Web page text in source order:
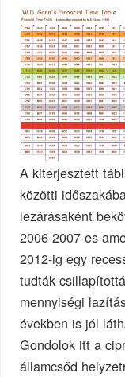
A kiterjesztett
közötti
lezárásaként
2006-2007-es
2012-ig egy
tudták
mennyiségi
években is jól
Gondolok itt a
államcsőd